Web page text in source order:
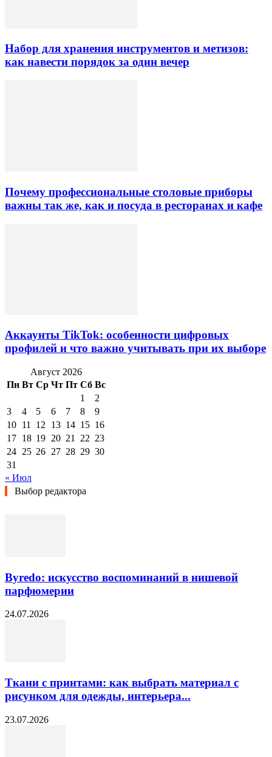
Набор для хранения инструментов и метизов:
как навести порядок за один вечер
Почему профессиональные столовые приборы
важны так же, как и посуда в ресторанах и кафе
Аккаунты TikTok: особенности цифровых
профилей и что важно учитывать при их выборе
Август 2026
Пн Вт Ср Чт Пт Сб Вс
1
2
3
4 5 6 7 8
9
10 11 12 13 14 15 16
17 18 19 20 21 22 23
24 25 26 27 28 29 30
31
« Июл
Выбор редактора
Byredo: искусство воспоминаний в нишевой
парфюмерии
24.07.2026
Ткани с принтами: как выбрать материал с
рисунком для одежды, интерьера...
23.07.2026